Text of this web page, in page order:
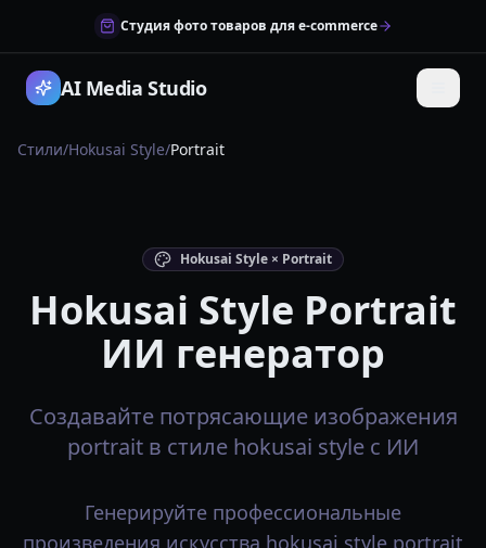
Студия фото товаров для e-commerce
AI Media Studio
Стили/Hokusai Style/Portrait
Hokusai Style × Portrait
Hokusai Style Portrait
ИИ генератор
Создавайте потрясающие изображения
portrait в стиле hokusai style с ИИ
Генерируйте профессиональные
произведения искусства hokusai style portrait